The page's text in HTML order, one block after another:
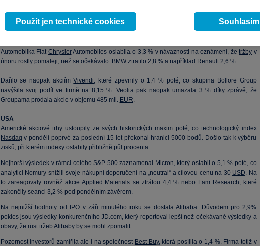
zveřejněné výsledky, kdy banka oznámila vytvoření dodatečných rezerv na soudní spory ve
výši 750 mil. GBP.INGpak odepsala 3,5 %,BNP Paribas
Societe Generale
2,3 %.
Automobilka Fiat ChryslerAutomobiles oslabila o 3,3 % v návaznosti na oznámení, že tržby v
únoru rostly pomaleji, než se očekávalo. BMWztratilo 2,8 % a například Renault2,6 %.
Dařilo se naopak akciímVivendi, které zpevnily o 1,4 % poté, co skupina Bollore Group
navýšila svůj podíl ve firmě na 8,15 %. Veoliapak naopak umazala 3 % díky zprávě, že
Groupama prodala akcie v objemu 485 mil. EUR.
USA
Americké akciové trhy ustoupily ze svých historických maxim poté, co technologický index
Nasdaq v pondělí poprvé za poslední 15 let překonal hranici 5000 bodů. Došlo tak k výběru
zisků, při kterém indexy oslabily přibližně půl procenta.
Nejhorší výsledek v rámci celéhoS&P 500 zaznamenal Micron, který oslabil o 5,1 % poté, co
analytici Nomury snížili svoje nákupní doporučení na „neutral“ a cílovou cenu na 30 USD. Na
to zareagovaly rovněž akcie Applied Materials se ztrátou 4,4 % nebo Lam Research, které
zakončily seanci 3,2 % pod pondělním závěrem.
Na nejnižší hodnoty od IPO v záři minulého roku se dostala Alibaba. Důvodem pro 2,9%
pokles jsou výsledky konkurenčního JD.com, který reportoval lepší než očekávané výsledky a
obavy, že růst tržeb Alibaby by se mohl zpomalit.
Pozornost investorů zamířila ale i na společnost Best Buy, která posílila o 1,4 %. Firma totiž v
Použít jen technické cookies Souhlasím